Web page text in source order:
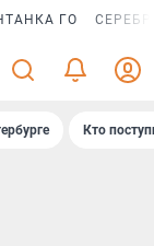
ГО
Кто